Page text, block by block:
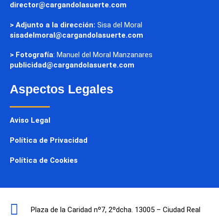
director@cargandolasuerte.com
> Adjunto a la dirección: Sisa del Moral
sisadelmoral@cargandolasuerte.com
> Fotografía: Manuel del Moral Manzanares
publicidad@cargandolasuerte.com
Aspectos Legales
Aviso Legal
Política de Privacidad
Política de Cookies
Plaza de la Caridad nº7, 2ºdcha. 13005 – Ciudad Real